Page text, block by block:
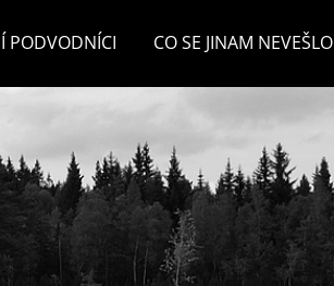
PODVODNÍCI CO SE JINAM NEVEŠLO